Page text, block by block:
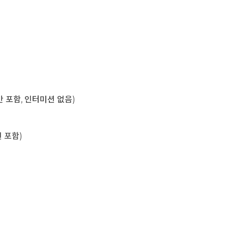
함, 인터미션 없음)
포함)